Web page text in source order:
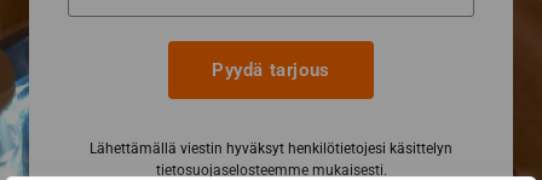
Pyydä tarjous
Lähettämällä viestin hyväksyt henkilötietojesi käsittelyn
tietosuojaselosteemmemukaisesti.